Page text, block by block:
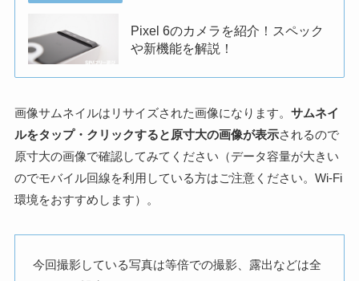
Pixel 6のカメラを紹介！スペック
や新機能を解説！
画像サムネイルはリサイズされた画像になります。 サムネイ
ルをタップ・クリックすると原寸大の画像が表示されるので
原寸大の画像で確認してみてください（データ容量が大きい
のでモバイル回線を利用している方はご注意ください。Wi-Fi
環境をおすすめします）。
今回撮影している写真は等倍での撮影、露出などは全